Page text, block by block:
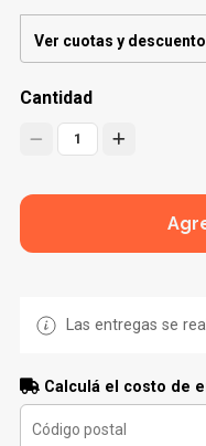
Ver cuotas y
Cantidad
1
Las entregas se
Calculá el costo de